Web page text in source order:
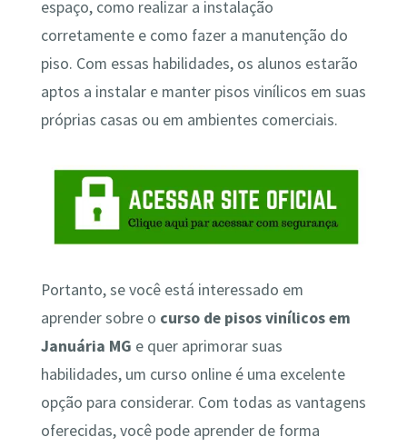
espaço, como realizar a instalação
corretamente e como fazer a manutenção do
piso. Com essas habilidades, os alunos estarão
aptos a instalar e manter pisos vinílicos em suas
próprias casas ou em ambientes comerciais.
Portanto, se você está interessado em
aprender sobre o curso de pisos vinílicos em
Januária MG e quer aprimorar suas
habilidades, um curso online é uma excelente
opção para considerar. Com todas as vantagens
oferecidas, você pode aprender de forma